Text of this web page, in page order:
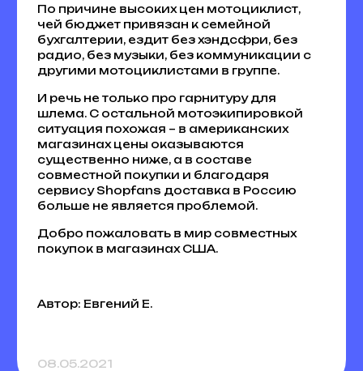
По причине высоких цен мотоциклист,
чей бюджет привязан к семейной
бухгалтерии, ездит без хэндсфри, без
радио, без музыки, без коммуникации с
другими мотоциклистами в группе.
И речь не только про гарнитуру для
шлема. С остальной мотоэкипировкой
ситуация похожая – в американских
магазинах цены оказываются
существенно ниже, а в составе
совместной покупки и благодаря
сервису Shopfans доставка в Россию
больше не является проблемой.
Добро пожаловать в мир совместных
покупок в магазинах США.
Автор: Евгений Е.
08.05.2021